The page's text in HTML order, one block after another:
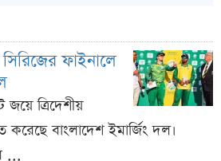
ফাইনালে
জয়ে ত্রিদেশীয়
করেছে বাংলাদেশ ইমার্জিং দল।
...